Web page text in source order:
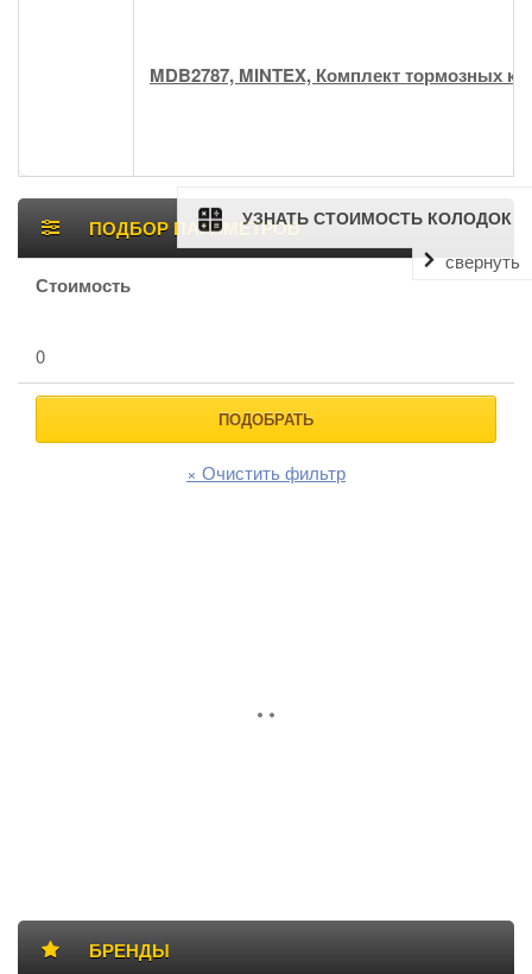
УЗНАТЬ СТОИМОСТЬ КОЛОДОК
свернуть
MDB2787, MINTEX, Комплект тормозных
Боковая
панельПОДБОР ПАРАМЕТРОВ
Стоимость
0
ПОДОБРАТЬ
× Очистить фильтр
БРЕНДЫ